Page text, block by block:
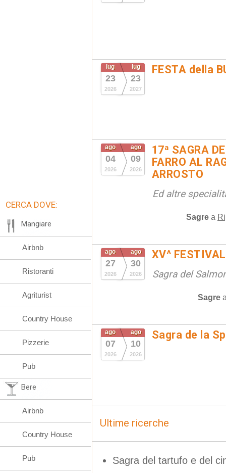
lug
23
2026
lug
23
2027
FESTA della
ago
04
2026
ago
09
2026
17ª SAGRA
FARRO AL
ARROSTO
Ed altre
Sagre a
ago
27
2026
ago
30
2026
XV^
Sagra del
Sagre
ago
07
2026
ago
10
2026
Sagra de la
Ultime ricerche
Sagra del tartufo e del
CERCA DOVE:
Mangiare
Airbnb
Ristoranti
Agriturist
Country House
Pizzerie
Pub
Bere
Airbnb
Country House
Pub